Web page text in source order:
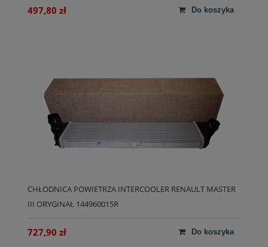
497,80 zł do koszyka
CHŁODNICA POWIETRZA INTERCOOLER RENAULT MASTER
III ORYGINAŁ 144960015R
727,90 zł do koszyka